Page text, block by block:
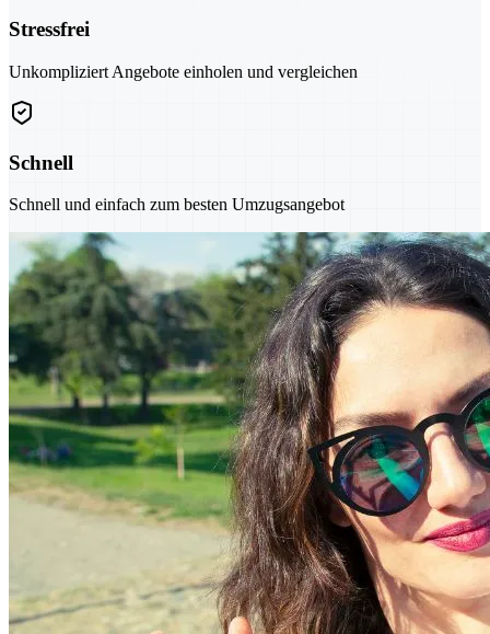
Stressfrei
Unkompliziert Angebote einholen und vergleichen
Schnell
Schnell und einfach zum besten Umzugsangebot